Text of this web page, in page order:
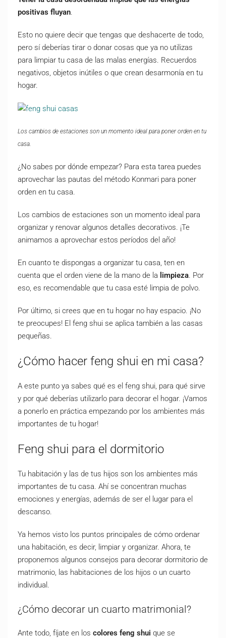
positivas fluyan.
Esto no quiere decir que tengas que deshacerte de todo,
pero sí deberías tirar o donar cosas que ya no utilizas
para limpiar tu casa de las malas energías. Recuerdos
negativos, objetos inútiles o que crean desarmonía en tu
hogar.
Los cambios de estaciones son un momento ideal para poner orden en tu
casa.
¿No sabes por dónde empezar? Para esta tarea puedes
aprovechar las pautas del método Konmari para poner
orden en tu casa.
Los cambios de estaciones son un momento ideal para
organizar y renovar algunos detalles decorativos . ¡Te
animamos a aprovechar estos períodos del año!
En cuanto te dispongas a organizar tu casa, ten en
cuenta que el orden viene de la mano de la limpieza . Por
eso, es recomendable que tu casa esté limpia de polvo.
Por último, si crees que en tu hogar no hay espacio. ¡No
te preocupes! El feng shui se aplica también a las casas
pequeñas.
¿Cómo hacer feng shui en mi casa?
A este punto ya sabes qué es el feng shui, para qué sirve
y por qué deberías utilizarlo para decorar el hogar. ¡Vamos
a ponerlo en práctica empezando por los ambientes más
importantes de tu hogar!
Feng shui para el dormitorio
Tu habitación y las de tus hijos son los ambientes más
importantes de tu casa. Ahí se concentran muchas
emociones y energías, además de ser el lugar para el
descanso.
Ya hemos visto los puntos principales de cómo ordenar
una habitación, es decir, limpiar y organizar. Ahora, te
proponemos algunos consejos para decorar dormitorio de
matrimonio, las habitaciones de los hijos o un cuarto
individual.
¿Cómo decorar un cuarto matrimonial?
Ante todo, fíjate en los colores feng shui que se